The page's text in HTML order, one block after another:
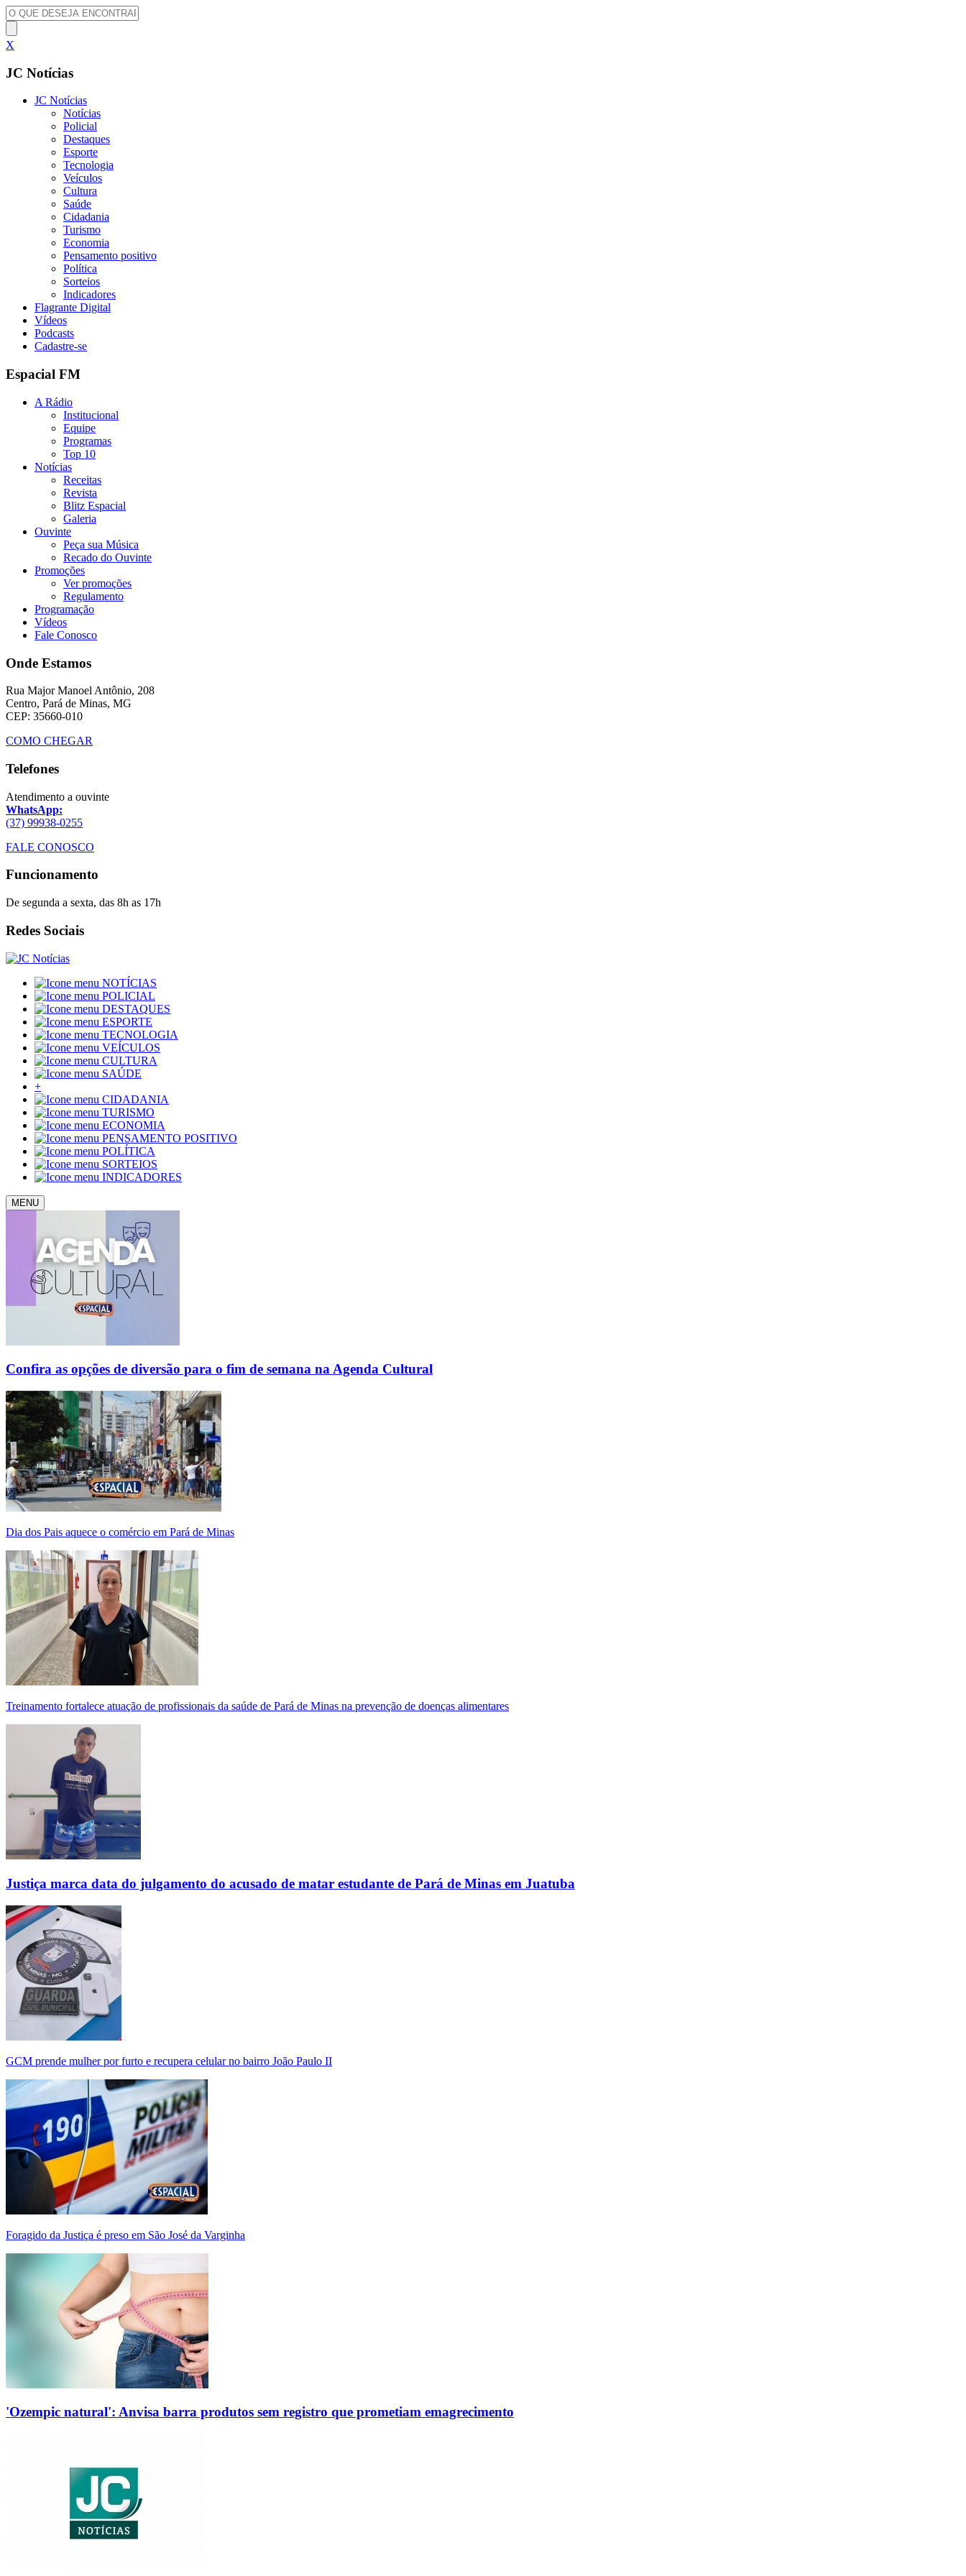
X
JC Notícias
JC Notícias
Notícias
Policial
Destaques
Esporte
Tecnologia
Veículos
Cultura
Saúde
Cidadania
Turismo
Economia
Pensamento positivo
Política
Sorteios
Indicadores
Flagrante Digital
Vídeos
Podcasts
Cadastre-se
Espacial FM
A Rádio
Institucional
Equipe
Programas
Top 10
Notícias
Receitas
Revista
Blitz Espacial
Galeria
Ouvinte
Peça sua Música
Recado do Ouvinte
Promoções
Ver promoções
Regulamento
Programação
Vídeos
Fale Conosco
Onde Estamos
Rua Major Manoel Antônio, 208
Centro, Pará de Minas, MG
CEP: 35660-010
COMO CHEGAR
Telefones
Atendimento a ouvinte
WhatsApp:
(37) 99938-0255
FALE CONOSCO
Funcionamento
De segunda a sexta, das 8h as 17h
Redes Sociais
NOTÍCIAS
POLICIAL
DESTAQUES
ESPORTE
TECNOLOGIA
VEÍCULOS
CULTURA
SAÚDE
+
CIDADANIA
TURISMO
ECONOMIA
PENSAMENTO POSITIVO
POLÍTICA
SORTEIOS
INDICADORES
MENU
Confira as opções de diversão para o fim de semana na Agenda Cultural
Dia dos Pais aquece o comércio em Pará de Minas
Treinamento fortalece atuação de profissionais da saúde de Pará de Minas na prevenção de doenças alimentares
Justiça marca data do julgamento do acusado de matar estudante de Pará de Minas em Juatuba
GCM prende mulher por furto e recupera celular no bairro João Paulo II
Foragido da Justiça é preso em São José da Varginha
'Ozempic natural': Anvisa barra produtos sem registro que prometiam emagrecimento